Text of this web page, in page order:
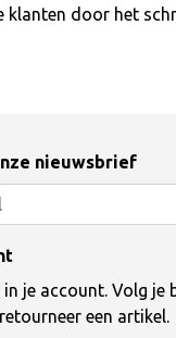
klanten door het
nieuwsbrief
in je account. Volg je
een artikel.